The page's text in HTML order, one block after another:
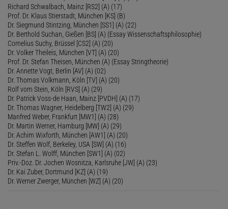
Richard Schwalbach, Mainz [RS2] (A) (17)
Prof. Dr. Klaus Stierstadt, München [KS] (B)
Dr. Siegmund Stintzing, München [SS1] (A) (22)
Dr. Berthold Suchan, Gießen [BS] (A) (Essay Wissenschaftsphilosophie)
Cornelius Suchy, Brüssel [CS2] (A) (20)
Dr. Volker Theileis, München [VT] (A) (20)
Prof. Dr. Stefan Theisen, München (A) (Essay Stringtheorie)
Dr. Annette Vogt, Berlin [AV] (A) (02)
Dr. Thomas Volkmann, Köln [TV] (A) (20)
Rolf vom Stein, Köln [RVS] (A) (29)
Dr. Patrick Voss-de Haan, Mainz [PVDH] (A) (17)
Dr. Thomas Wagner, Heidelberg [TW2] (A) (29)
Manfred Weber, Frankfurt [MW1] (A) (28)
Dr. Martin Werner, Hamburg [MW] (A) (29)
Dr. Achim Wixforth, München [AW1] (A) (20)
Dr. Steffen Wolf, Berkeley, USA [SW] (A) (16)
Dr. Stefan L. Wolff, München [SW1] (A) (02)
Priv.-Doz. Dr. Jochen Wosnitza, Karlsruhe [JW] (A) (23)
Dr. Kai Zuber, Dortmund [KZ] (A) (19)
Dr. Werner Zwerger, München [WZ] (A) (20)